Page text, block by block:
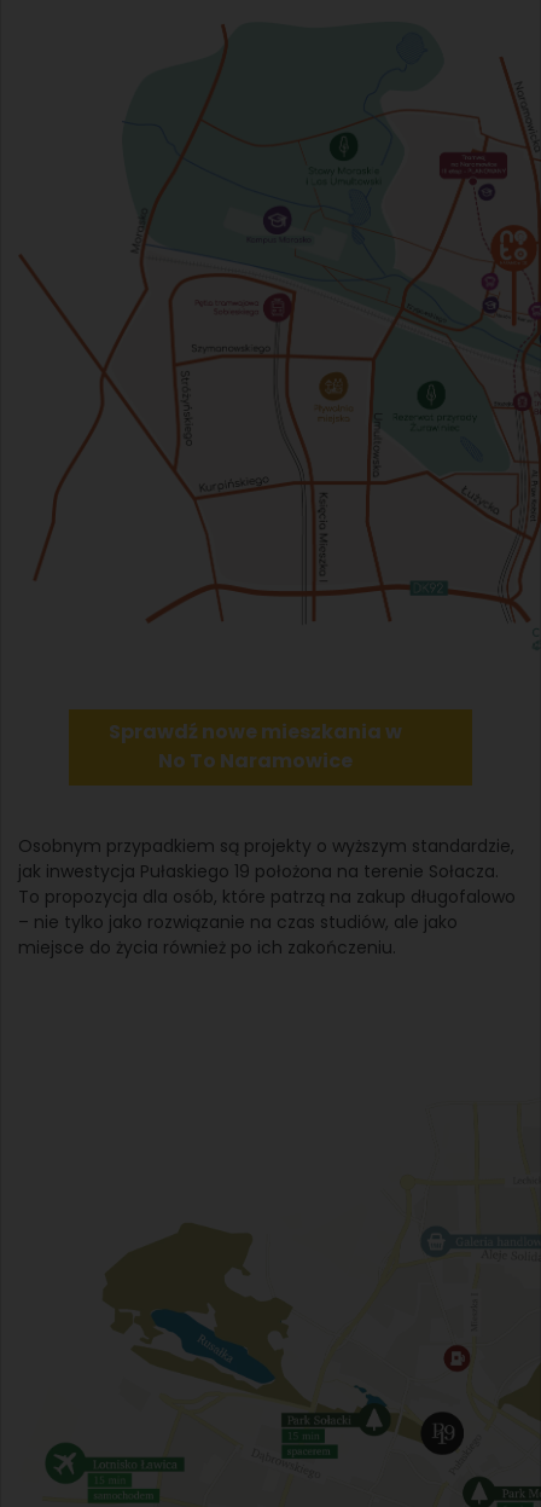
Sprawdź nowe mieszkania w
No To Naramowice
Osobnym przypadkiem są projekty o wyższym standardzie,
jak inwestycja Pułaskiego 19 położona na terenie Sołacza.
To propozycja dla osób, które patrzą na zakup długofalowo
– nie tylko jako rozwiązanie na czas studiów, ale jako
miejsce do życia również po ich zakończeniu.